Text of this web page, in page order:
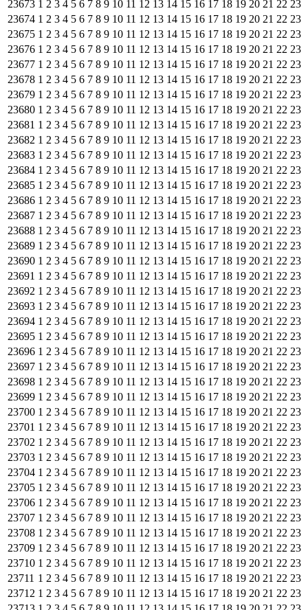
23673 1 2 3 4 5 6 7 8 9 10 11 12 13 14 15 16 17 18 19 20 21 22 23
23674 1 2 3 4 5 6 7 8 9 10 11 12 13 14 15 16 17 18 19 20 21 22 23
23675 1 2 3 4 5 6 7 8 9 10 11 12 13 14 15 16 17 18 19 20 21 22 23
23676 1 2 3 4 5 6 7 8 9 10 11 12 13 14 15 16 17 18 19 20 21 22 23
23677 1 2 3 4 5 6 7 8 9 10 11 12 13 14 15 16 17 18 19 20 21 22 23
23678 1 2 3 4 5 6 7 8 9 10 11 12 13 14 15 16 17 18 19 20 21 22 23
23679 1 2 3 4 5 6 7 8 9 10 11 12 13 14 15 16 17 18 19 20 21 22 23
23680 1 2 3 4 5 6 7 8 9 10 11 12 13 14 15 16 17 18 19 20 21 22 23
23681 1 2 3 4 5 6 7 8 9 10 11 12 13 14 15 16 17 18 19 20 21 22 23
23682 1 2 3 4 5 6 7 8 9 10 11 12 13 14 15 16 17 18 19 20 21 22 23
23683 1 2 3 4 5 6 7 8 9 10 11 12 13 14 15 16 17 18 19 20 21 22 23
23684 1 2 3 4 5 6 7 8 9 10 11 12 13 14 15 16 17 18 19 20 21 22 23
23685 1 2 3 4 5 6 7 8 9 10 11 12 13 14 15 16 17 18 19 20 21 22 23
23686 1 2 3 4 5 6 7 8 9 10 11 12 13 14 15 16 17 18 19 20 21 22 23
23687 1 2 3 4 5 6 7 8 9 10 11 12 13 14 15 16 17 18 19 20 21 22 23
23688 1 2 3 4 5 6 7 8 9 10 11 12 13 14 15 16 17 18 19 20 21 22 23
23689 1 2 3 4 5 6 7 8 9 10 11 12 13 14 15 16 17 18 19 20 21 22 23
23690 1 2 3 4 5 6 7 8 9 10 11 12 13 14 15 16 17 18 19 20 21 22 23
23691 1 2 3 4 5 6 7 8 9 10 11 12 13 14 15 16 17 18 19 20 21 22 23
23692 1 2 3 4 5 6 7 8 9 10 11 12 13 14 15 16 17 18 19 20 21 22 23
23693 1 2 3 4 5 6 7 8 9 10 11 12 13 14 15 16 17 18 19 20 21 22 23
23694 1 2 3 4 5 6 7 8 9 10 11 12 13 14 15 16 17 18 19 20 21 22 23
23695 1 2 3 4 5 6 7 8 9 10 11 12 13 14 15 16 17 18 19 20 21 22 23
23696 1 2 3 4 5 6 7 8 9 10 11 12 13 14 15 16 17 18 19 20 21 22 23
23697 1 2 3 4 5 6 7 8 9 10 11 12 13 14 15 16 17 18 19 20 21 22 23
23698 1 2 3 4 5 6 7 8 9 10 11 12 13 14 15 16 17 18 19 20 21 22 23
23699 1 2 3 4 5 6 7 8 9 10 11 12 13 14 15 16 17 18 19 20 21 22 23
23700 1 2 3 4 5 6 7 8 9 10 11 12 13 14 15 16 17 18 19 20 21 22 23
23701 1 2 3 4 5 6 7 8 9 10 11 12 13 14 15 16 17 18 19 20 21 22 23
23702 1 2 3 4 5 6 7 8 9 10 11 12 13 14 15 16 17 18 19 20 21 22 23
23703 1 2 3 4 5 6 7 8 9 10 11 12 13 14 15 16 17 18 19 20 21 22 23
23704 1 2 3 4 5 6 7 8 9 10 11 12 13 14 15 16 17 18 19 20 21 22 23
23705 1 2 3 4 5 6 7 8 9 10 11 12 13 14 15 16 17 18 19 20 21 22 23
23706 1 2 3 4 5 6 7 8 9 10 11 12 13 14 15 16 17 18 19 20 21 22 23
23707 1 2 3 4 5 6 7 8 9 10 11 12 13 14 15 16 17 18 19 20 21 22 23
23708 1 2 3 4 5 6 7 8 9 10 11 12 13 14 15 16 17 18 19 20 21 22 23
23709 1 2 3 4 5 6 7 8 9 10 11 12 13 14 15 16 17 18 19 20 21 22 23
23710 1 2 3 4 5 6 7 8 9 10 11 12 13 14 15 16 17 18 19 20 21 22 23
23711 1 2 3 4 5 6 7 8 9 10 11 12 13 14 15 16 17 18 19 20 21 22 23
23712 1 2 3 4 5 6 7 8 9 10 11 12 13 14 15 16 17 18 19 20 21 22 23